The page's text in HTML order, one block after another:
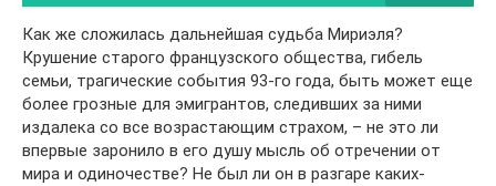
Как же сложилась дальнейшая судьба Мириэля?
Крушение старого французского общества, гибель
семьи, трагические события 93-го года, быть может еще
более грозные для эмигрантов, следивших за ними
издалека со все возрастающим страхом, – не это ли
впервые заронило в его душу мысль об отречении от
мира и одиночестве? Не был ли он в разгаре каких-